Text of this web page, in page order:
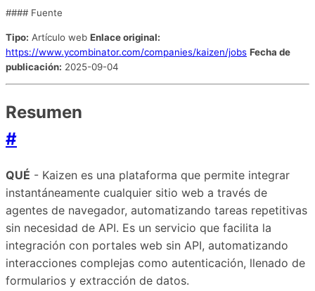
#### Fuente
Tipo: Artículo web Enlace original:
https://www.ycombinator.com/companies/kaizen/jobs Fecha de
publicación: 2025-09-04
Resumen
#
QUÉ - Kaizen es una plataforma que permite integrar
instantáneamente cualquier sitio web a través de
agentes de navegador, automatizando tareas repetitivas
sin necesidad de API. Es un servicio que facilita la
integración con portales web sin API, automatizando
interacciones complejas como autenticación, llenado de
formularios y extracción de datos.